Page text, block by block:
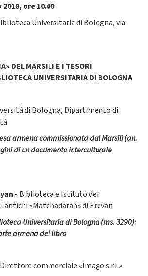
ore 10.00
Universitaria di Bologna, via
DEL MARSILI E I TESORI
UNIVERSITARIA DI BOLOGNA
di Bologna, Dipartimento di
armena commissionata dal Marsili (an.
di un documento interculturale
- Biblioteca e Istituto dei
«Matenadaran» di Erevan
Universitaria di Bologna (ms. 3290):
armena del libro
commerciale «Imago s.r.l.»